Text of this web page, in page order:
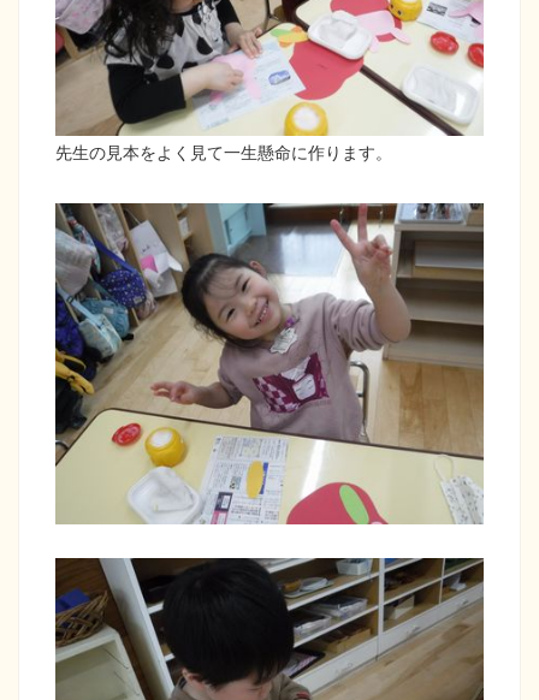
先生の見本をよく見て一生懸命に作ります。